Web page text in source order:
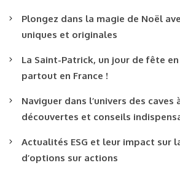
Plongez dans la magie de Noël
uniques et originales
La Saint-Patrick, un jour de fête
partout en France !
Naviguer dans l’univers des caves
découvertes et conseils
Actualités ESG et leur impact sur
d’options sur actions